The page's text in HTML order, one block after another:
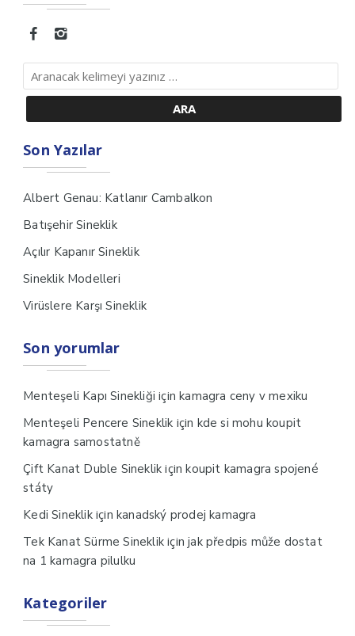
Son Yazılar
Albert Genau: Katlanır Cambalkon
Batışehir Sineklik
Açılır Kapanır Sineklik
Sineklik Modelleri
Virüslere Karşı Sineklik
Son yorumlar
Menteşeli Kapı Sinekliği içinkamagra ceny v mexiku
Menteşeli Pencere Sineklik için kde si mohu koupit
kamagra samostatně
Çift Kanat Duble Sineklik içinkoupit kamagra spojené
státy
Kedi Sineklikiçin kanadský prodej kamagra
Tek Kanat Sürme Sineklikiçinjak předpis může dostat
na 1 kamagra pilulku
Kategoriler